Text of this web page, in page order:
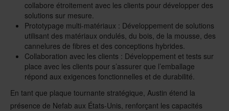
collabore étroitement avec les clients pour développer des
solutions sur mesure.
Prototypage multi-matériaux : Développement de solutions
utilisant des matériaux ondulés, du bois, de la mousse, des
cannelures de fibres et des conceptions hybrides.
Collaboration avec les clients : Développement et tests sur
place avec les clients pour s’assurer que l’emballage
répond aux exigences fonctionnelles et de durabilité.
En tant que plaque tournante stratégique, Austin étend la
présence de Nefab aux États-Unis, renforçant les capacités